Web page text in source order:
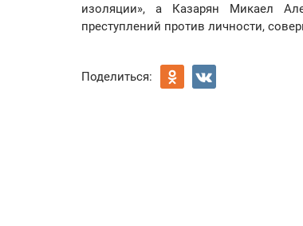
изоляции», а Казарян Микаел
преступлений против личности,
Поделиться: